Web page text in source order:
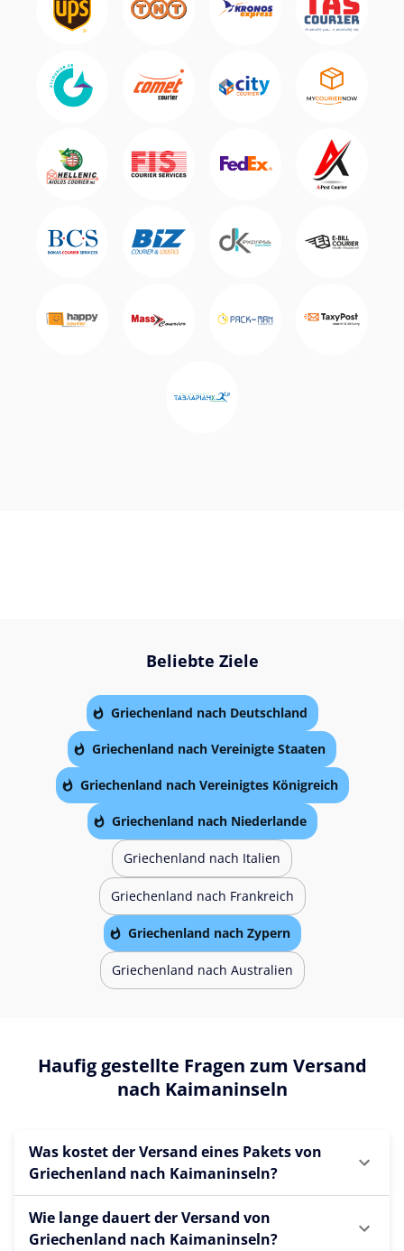
Beliebte Ziele
Griechenland nach Deutschland
Griechenland nach Vereinigte Staaten
Griechenland nach Vereinigtes Königreich
Griechenland nach Niederlande
Griechenland nach Italien
Griechenland nach Frankreich
Griechenland nach Zypern
Griechenland nach Australien
Haufig gestellte Fragen zum Versand
nach Kaimaninseln
Was kostet der Versand eines Pakets von
Griechenland nach Kaimaninseln?
Wie lange dauert der Versand von
Griechenland nach Kaimaninseln?